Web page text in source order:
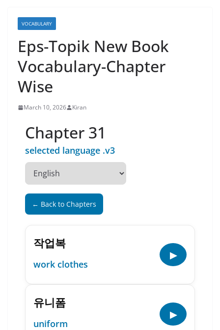
VOCABULARY
Eps-Topik New Book
Vocabulary-Chapter
Wise
March 10, 2026 Kiran
Chapter 31
selected language .v3
← Back to Chapters
작업복
work clothes
▶
유니폼
uniform
▶